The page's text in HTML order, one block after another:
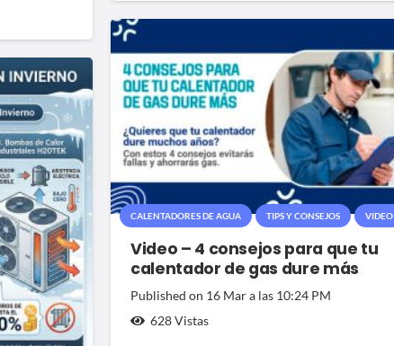
CALENTADORES DE AGUA TIPS Y CONSEJOS VIDEO
Video – 4 consejos para que tu
calentador de gas dure más
Published on 16 Mar a las 10:24 PM
628Vistas